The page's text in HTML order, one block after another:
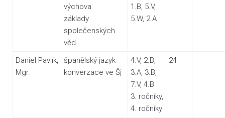
výchova
základy
společenských
věd
1.B, 5.V,
5.W, 2.A
Daniel Pavlík,
Mgr.
španělský jazyk
konverzace ve Šj
4.V, 2.B,
3.A, 3.B,
7.V, 4.B
3. ročníky,
4. ročníky
24